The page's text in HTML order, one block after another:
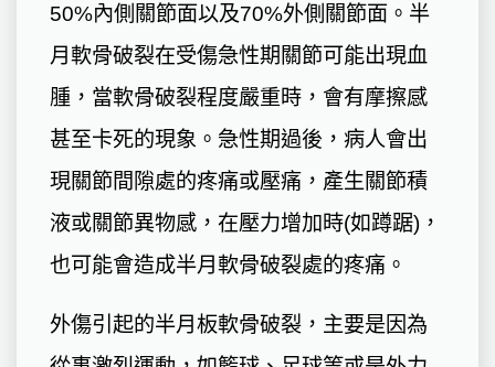
50%內側關節面以及70%外側關節面。半
月軟骨破裂在受傷急性期關節可能出現血
腫，當軟骨破裂程度嚴重時，會有摩擦感
甚至卡死的現象。急性期過後，病人會出
現關節間隙處的疼痛或壓痛，產生關節積
液或關節異物感，在壓力增加時(如蹲踞)，
也可能會造成半月軟骨破裂處的疼痛。
外傷引起的半月板軟骨破裂，主要是因為